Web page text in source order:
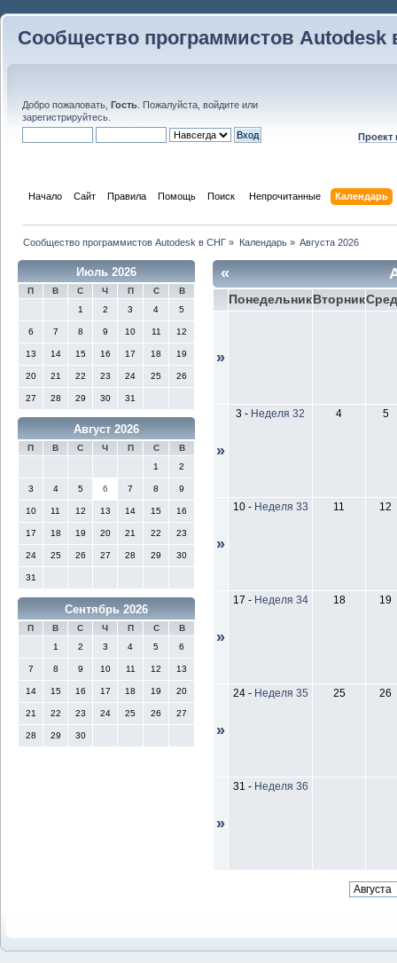
Сообщество программистов Autodesk
Добро пожаловать, Гость . Пожалуйста, войдите или
зарегистрируйтесь
Проект
Начало Сайт Правила Помощь Поиск Непрочитанные Календарь
Сообщество программистов Autodesk в СНГ » Календарь» Августа 2026
Июль 2026
П В С Ч П С
В
1
2 3 4 5
6 7 8 9 10 11 12
13 14 15 16 17 18 19
20 21 22 23 24 25 26
27 28 29 30 31
Август 2026
П В С Ч П С
В
1
2
3 4 5 6 7 8 9
10 11 12 13 14 15 16
17 18 19 20 21 22 23
24 25 26 27 28 29 30
31
Сентябрь 2026
П В С Ч П С
В
1
2 3 4 5 6
7 8 9 10 11 12 13
14 15 16 17 18 19 20
21 22 23 24 25 26 27
28 29 30
«
ПонедельникВторник
»
»
3 - Неделя 32 4 5
»
10- Неделя 33 11 12
»
17 - Неделя 34 18 19
»
24- Неделя 35 25 26
»
31 - Неделя 36